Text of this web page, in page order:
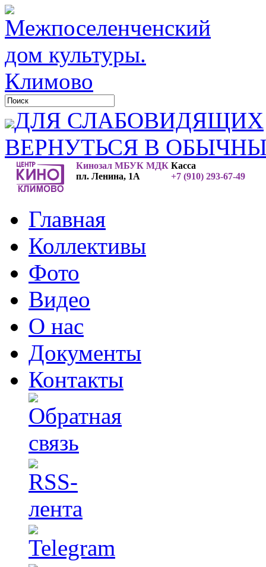
ДЛЯ СЛАБОВИДЯЩИХ
ВЕРНУТЬСЯ В
Кинозал МБУК МДК
пл. Ленина, 1А
Касса
+7 (910) 293-67-49
Главная
Коллективы
Фото
Видео
О нас
Документы
Контакты